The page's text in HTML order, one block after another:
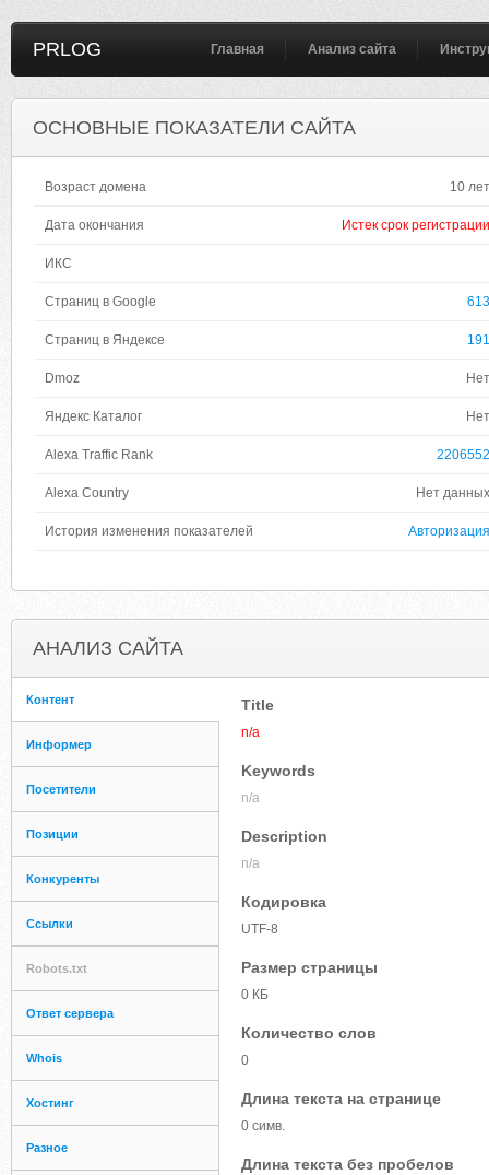
PRLOG Главная Анализ сайта
ОСНОВНЫЕ ПОКАЗАТЕЛИ САЙТА
Возраст домена 10 лет
Дата окончания Истек срок регистрации
ИКС
Страниц в Google 613
Страниц в Яндексе 191
Dmoz Нет
Яндекс Каталог Нет
Alexa Traffic Rank 2206552
Alexa Country Нет данных
История изменения показателей Авторизация
АНАЛИЗ САЙТА
Контент
Информер
Посетители
Позиции
Конкуренты
Ссылки
Robots.txt
Ответ сервера
Whois
Хостинг
Разное
Title
n/a
Keywords
n/a
Description
n/a
Кодировка
UTF-8
Размер страницы
0 КБ
Количество слов
0
Длина текста на странице
0 симв.
Длина текста без пробелов